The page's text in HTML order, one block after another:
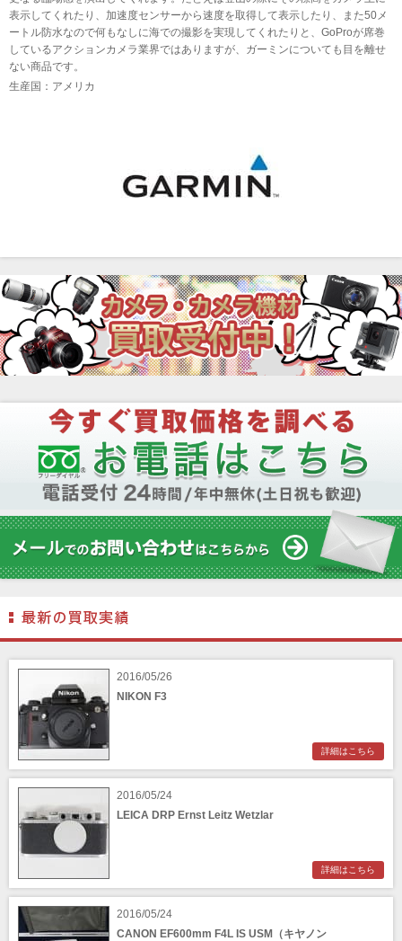
表示してくれたり、加速度センサーから速度を取得して表示したり、また50メ
ートル防水なので何もなしに海での撮影を実現してくれたりと、GoProが席巻
しているアクションカメラ業界ではありますが、ガーミンについても目を離せ
ない商品です。
生産国：アメリカ
2016/05/26
NIKON F3
詳細はこちら
2016/05/24
LEICA DRP Ernst Leitz Wetzlar
詳細はこちら
2016/05/24
CANON EF600mm F4L IS USM（キヤノン